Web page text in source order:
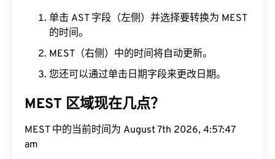
单击 AST 字段（左侧）并选择要转换为 MEST
的时间。
MEST（右侧）中的时间将自动更新。
您还可以通过单击日期字段来更改日期。
MEST 区域现在几点？
MEST 中的当前时间为 August 7th 2026, 4:57:48
am